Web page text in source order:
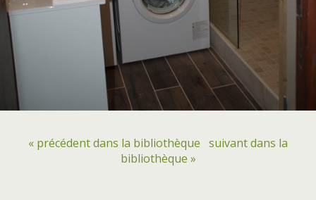
« précédent dans la bibliothèque suivant dans la
bibliothèque »